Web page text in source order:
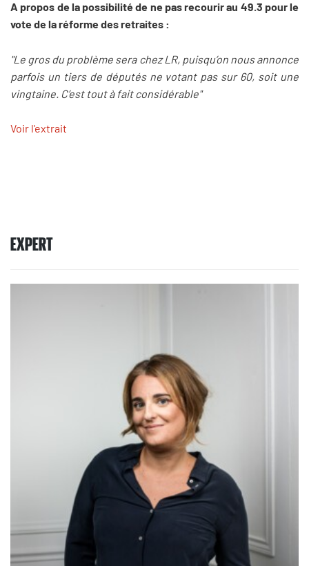
A propos de la possibilité de ne pas recourir au 49.3 pour le
vote de la réforme des retraites :
"Le gros du problème sera chez LR, puisqu’on nous annonce
parfois un tiers de députés ne votant pas sur 60, soit une
vingtaine. C’est tout à fait considérable"
Voir l'extrait
EXPERT